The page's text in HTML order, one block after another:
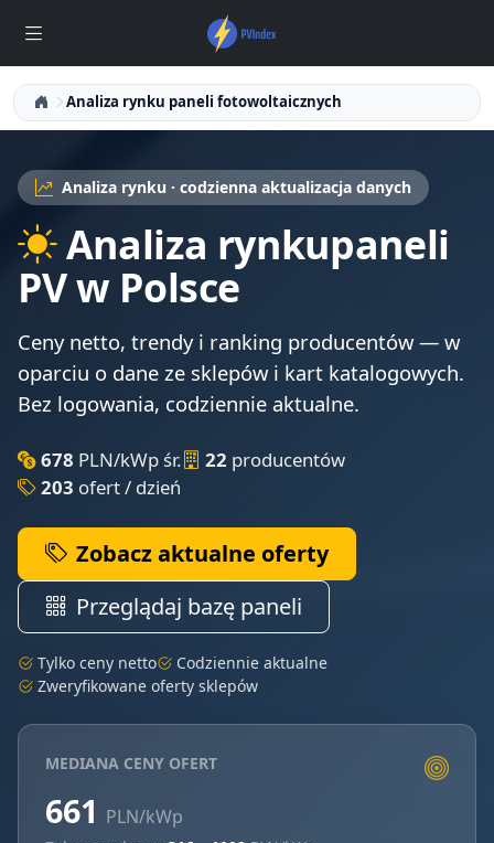
Analiza rynku paneli fotowoltaicznych
Analiza rynku · codzienna aktualizacja danych
Analiza rynkupaneli
PV w Polsce
Ceny netto, trendy i ranking producentów — w
oparciu o dane ze sklepów i kart katalogowych.
Bez logowania, codziennie aktualne.
678 PLN/kWp śr. 22 producentów
203 ofert / dzień
Zobacz aktualne oferty
Przeglądaj bazę paneli
Tylko ceny netto
Codziennie aktualne
Zweryfikowane oferty sklepów
MEDIANA CENY OFERT
661 PLN/kWp